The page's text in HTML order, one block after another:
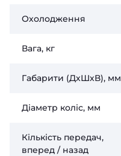
Охолодження
Вага, кг
Габарити (ДхШхВ), мм
Діаметр коліс, мм
Кількість передач,
вперед / назад